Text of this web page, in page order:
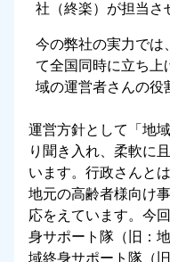
社（終楽）が担当さ
今の弊社の実力では
て全国同時に立ち上
域の運営者さんの役
運営方針として「 地
り聞き入れ、柔軟に
います。行政さんとは
地元の高齢者様向け
応をえています。今
身サポート隊（旧：
域終身サポート隊（